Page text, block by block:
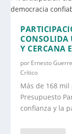
CONSOLIDA
Y CERCANA
por Ernesto
Crítico
Más de 168
Presupuesto
confianza y la